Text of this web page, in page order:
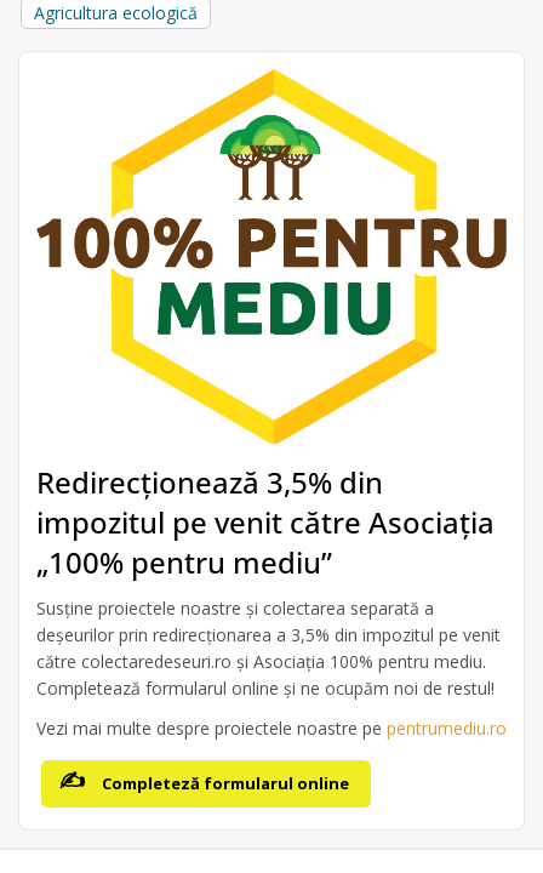
Agricultura ecologică
Redirecționează 3,5% din
impozitul pe venit către Asociația
„100% pentru mediu”
Susține proiectele noastre și colectarea separată a
deșeurilor prin redirecționarea a 3,5% din impozitul pe venit
către colectaredeseuri.ro și Asociația 100% pentru mediu.
Completează formularul online și ne ocupăm noi de restul!
Vezi mai multe despre proiectele noastre pe pentrumediu.ro
Completeză formularul online